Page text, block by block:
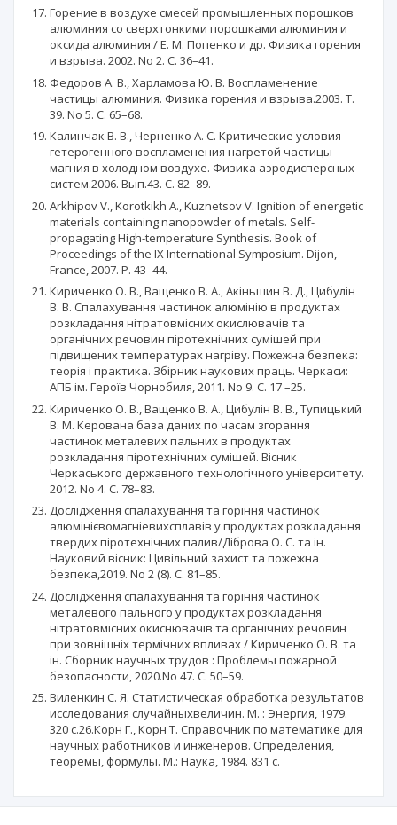
Горение в воздухе смесей промышленных порошков
алюминия со сверхтонкими порошками алюминия и
оксида алюминия / Е. М. Попенко и др. Физика горения
и взрыва. 2002. No 2. C. 36–41.
Федоров А. В., Харламова Ю. В. Воспламенение
частицы алюминия. Физика горения и взрыва.2003. T.
39. No 5. C. 65–68.
Калинчак В. В., Черненко А. С. Критические условия
гетерогенного воспламенения нагретой частицы
магния в холодном воздухе. Физика аэродисперсных
систем.2006. Вып.43. С. 82–89.
Arkhipov V., Korotkikh A., Kuznetsov V. Ignition of energetic
materials containing nanopowder of metals. Self-
propagating High-temperature Synthesis. Book of
Proceedings of the IX International Symposium. Dijon,
France, 2007. Р. 43–44.
Кириченко О. В., Ващенко В. А., Акіньшин В. Д., Цибулін
В. В. Спалахування частинок алюмінію в продуктах
розкладання нітратовмісних окислювачів та
органічних речовин піротехнічних сумішей при
підвищених температурах нагріву. Пожежна безпека:
теорія і практика. Збірник наукових праць. Черкаси:
АПБ ім. Героїв Чорнобиля, 2011. No 9. С. 17 –25.
Кириченко О. В., Ващенко В. А., Цибулін В. В., Тупицький
В. М. Керована база даних по часам згорання
частинок металевих пальних в продуктах
розкладання піротехнічних сумішей. Вісник
Черкаського державного технологічного університету.
2012. No 4. С. 78–83.
Дослідження спалахування та горіння частинок
алюмінієвомагніевихсплавів у продуктах розкладання
твердих піротехнічних палив/Діброва О. С. та ін.
Науковий вісник: Цивільний захист та пожежна
безпека,2019. No 2 (8). С. 81–85.
Дослідження спалахування та горіння частинок
металевого пального у продуктах розкладання
нітратовмісних окиснювачів та органічних речовин
при зовнішніх термічних впливах / Кириченко О. В. та
ін. Сборник научных трудов : Проблемы пожарной
безопасности, 2020.No 47. С. 50–59.
Виленкин С. Я. Статистическая обработка результатов
исследования случайныхвеличин. М. : Энергия, 1979.
320 с.26.Корн Г., Корн Т. Справочник по математике для
научных работников и инженеров. Определения,
теоремы, формулы. М.: Наука, 1984. 831 с.